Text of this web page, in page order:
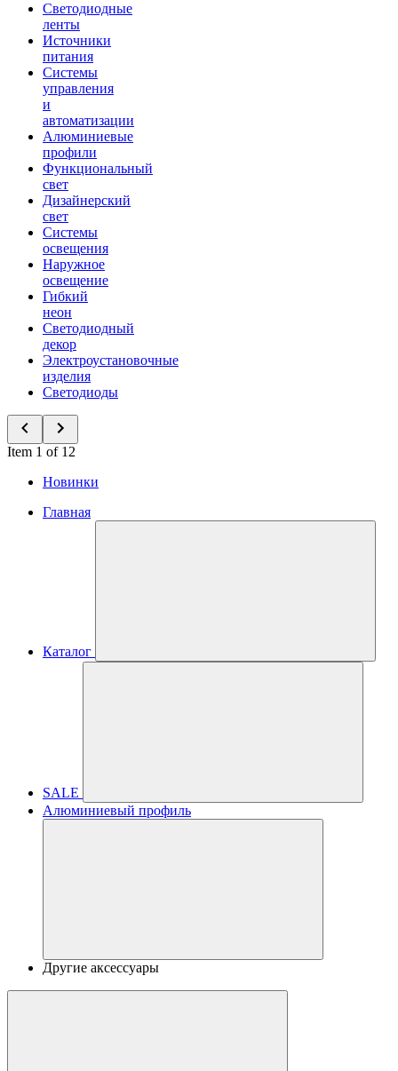
Светодиодные
ленты
Источники
питания
Системы
управления
и
автоматизации
Алюминиевые
профили
Функциональный
свет
Дизайнерский
свет
Системы
освещения
Наружное
освещение
Гибкий
неон
Светодиодный
декор
Электроустановочные
изделия
Светодиоды
Item 1 of 12
Новинки
Главная
Каталог
SALE
Алюминиевый профиль
Другие аксессуары